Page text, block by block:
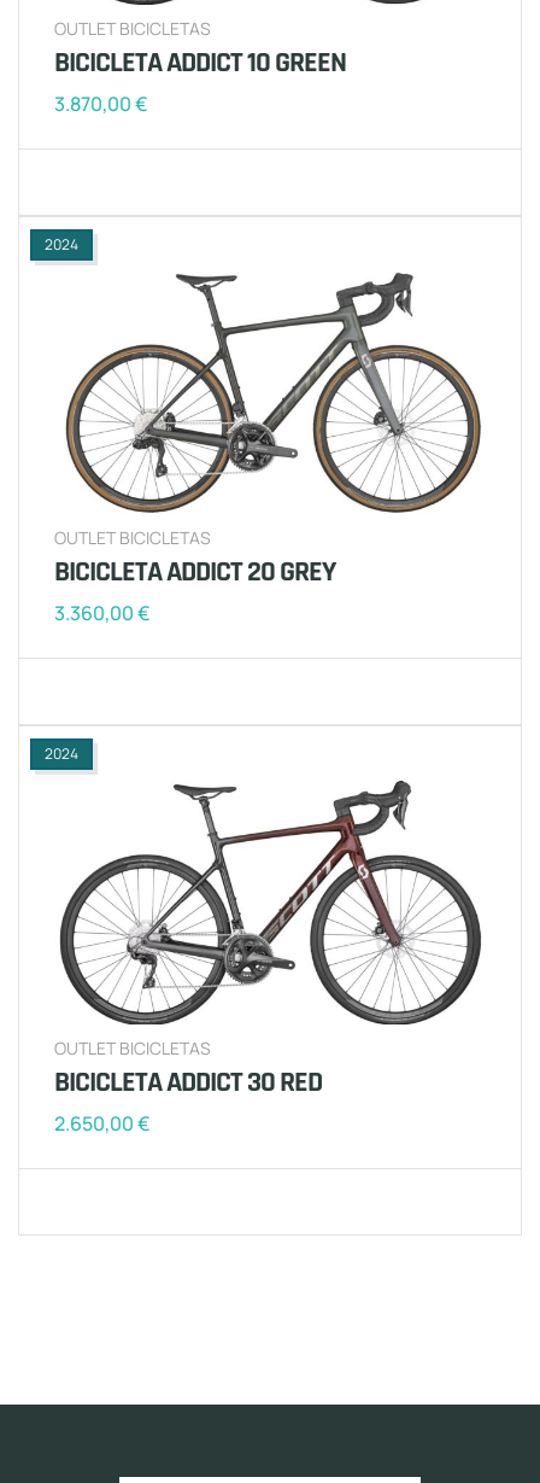
OUTLET BICICLETAS
BICICLETA ADDICT 10 GREEN
3.870,00€
2024
OUTLET BICICLETAS
BICICLETA ADDICT 20 GREY
3.360,00€
2024
OUTLET BICICLETAS
BICICLETA ADDICT 30 RED
2.650,00€